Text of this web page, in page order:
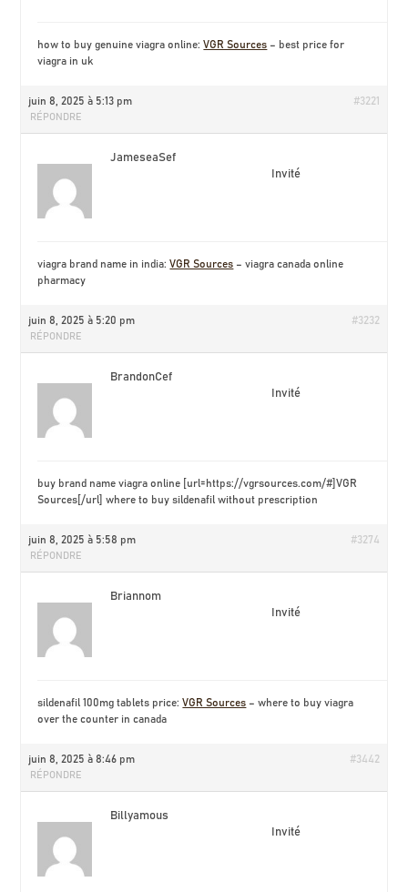
how to buy genuine viagra online:VGR Sources – best price for
viagra in uk
juin 8, 2025 à 5:13 pm #3221
RÉPONDRE
JameseaSef
Invité
viagra brand name in india:VGR Sources – viagra canada online
pharmacy
juin 8, 2025 à 5:20 pm #3232
RÉPONDRE
BrandonCef
Invité
buy brand name viagra online [url=https://vgrsources.com/#]VGR
Sources[/url] where to buy sildenafil without prescription
juin 8, 2025 à 5:58 pm #3274
RÉPONDRE
Briannom
Invité
sildenafil 100mg tablets price:VGR Sources – where to buy viagra
over the counter in canada
juin 8, 2025 à 8:46 pm #3442
RÉPONDRE
Billyamous
Invité